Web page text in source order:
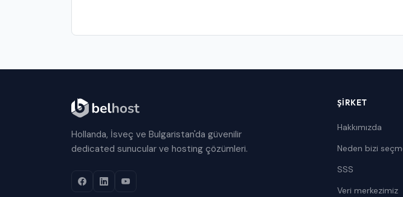
Hollanda, İsveç ve Bulgaristan'da güvenilir
dedicated sunucular ve hosting çözümleri.
ŞIRKET
Hakkımızda
Neden bizi
SSS
Veri merkezimiz